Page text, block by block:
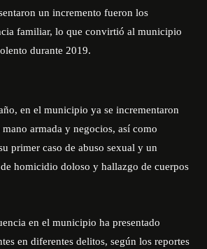
un incremento fueron los
familiar, lo que convirtió al municipio
durante 2019.
en el municipio ya se incrementaron
armada y negocios, así como
primer caso de abuso sexual y un
homicidio doloso y hallazgo de cuerpos
en el municipio ha presentado
en diferentes delitos, según los reportes